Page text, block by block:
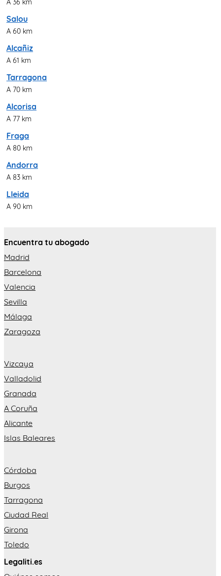
A 36 km
Salou
A 60 km
Alcañiz
A 61 km
Tarragona
A 70 km
Alcorisa
A 77 km
Fraga
A 80 km
Andorra
A 83 km
Lleida
A 90 km
Encuentra tu abogado
Madrid
Barcelona
Valencia
Sevilla
Málaga
Zaragoza
Vizcaya
Valladolid
Granada
A Coruña
Alicante
Islas Baleares
Córdoba
Burgos
Tarragona
Ciudad Real
Girona
Toledo
Legaliti.es